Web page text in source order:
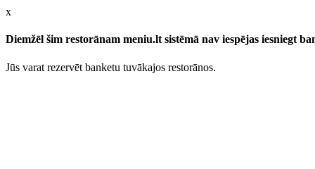
x
Diemžēl šim restorānam meniu.lt sistēmā nav iespējas iesniegt
Jūs varat rezervēt banketu tuvākajos restorānos.